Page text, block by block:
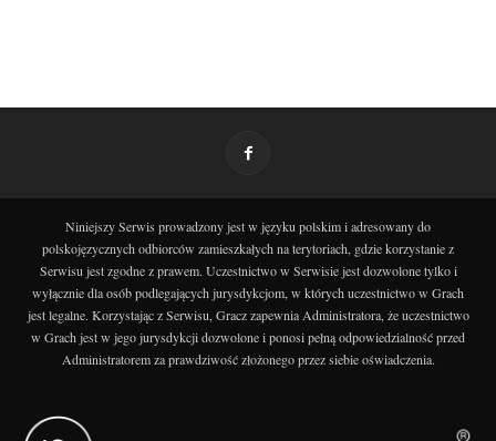
Niniejszy Serwis prowadzony jest w języku polskim i adresowany do
polskojęzycznych odbiorców zamieszkałych na terytoriach, gdzie korzystanie z
Serwisu jest zgodne z prawem. Uczestnictwo w Serwisie jest dozwolone tylko i
wyłącznie dla osób podlegających jurysdykcjom, w których uczestnictwo w Grach
jest legalne. Korzystając z Serwisu, Gracz zapewnia Administratora, że uczestnictwo
w Grach jest w jego jurysdykcji dozwolone i ponosi pełną odpowiedzialność przed
Administratorem za prawdziwość złożonego przez siebie oświadczenia.